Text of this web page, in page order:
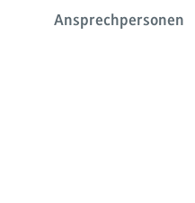
Ansprechpersonen